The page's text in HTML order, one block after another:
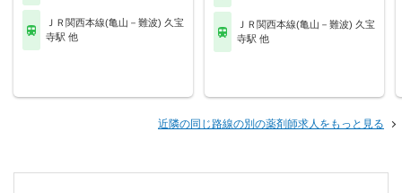
ＪＲ関西本線(亀山－難波) 久宝
寺駅 他
ＪＲ関西本線(亀山－難波) 久宝
寺駅 他
近隣の同じ路線の別の薬剤師求人をもっと見る